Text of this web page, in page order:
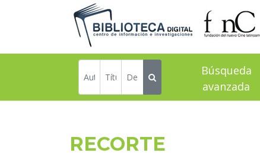
Búsqueda
avanzada
RECORTE